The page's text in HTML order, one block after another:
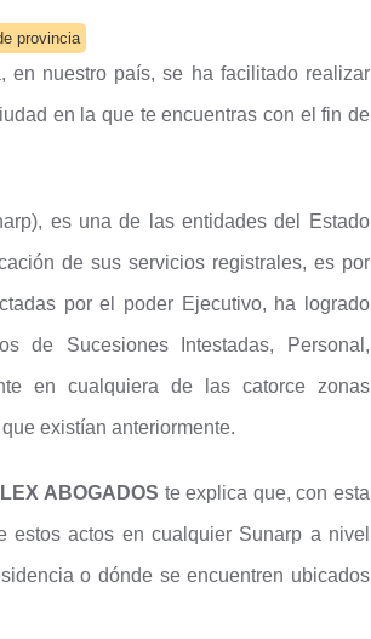
provincia
en nuestro país, se ha facilitado realizar
en la que te encuentras con el fin de
es una de las entidades del Estado
de sus servicios registrales, es por
por el poder Ejecutivo, ha logrado
de Sucesiones Intestadas, Personal,
en cualquiera de las catorce zonas
existían anteriormente.
LEX ABOGADOS te explica que, con esta
estos actos en cualquier Sunarp a nivel
o dónde se encuentren ubicados